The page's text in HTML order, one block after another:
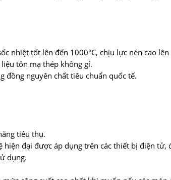
nhiệt tốt lên đến 1000°C, chịu lực nén cao
tôn mạ thép không gỉ.
đồng nguyên chất tiêu chuẩn quốc tế.
tiêu thụ.
đại được áp dụng trên các thiết bị điện
dụng.